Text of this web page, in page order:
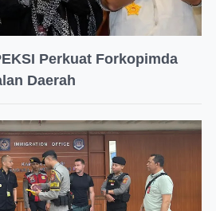
Perkuat Forkopimda
Daerah